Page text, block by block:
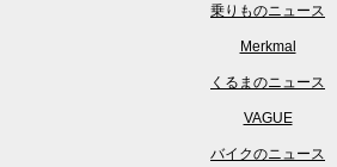
乗りものニュース
Merkmal
くるまのニュース
VAGUE
バイクのニュース